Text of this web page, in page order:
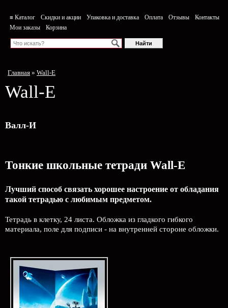
≡ Каталог Скидки и акции Упаковка и доставка Оплата Отзывы
Контакты
Мои заказы
Корзина
Главная » Wall-E
Wall-E
Валл-И
Тонкие школьные тетради Wall-E
Лучший способ связать хорошее настроение от обладания
такой тетрадью c любимым предметом.
Тетрадь в клетку, 24 листа. Обложка из гладкого гибкого
материала, поле для подписи - на внутренней стороне обложки.